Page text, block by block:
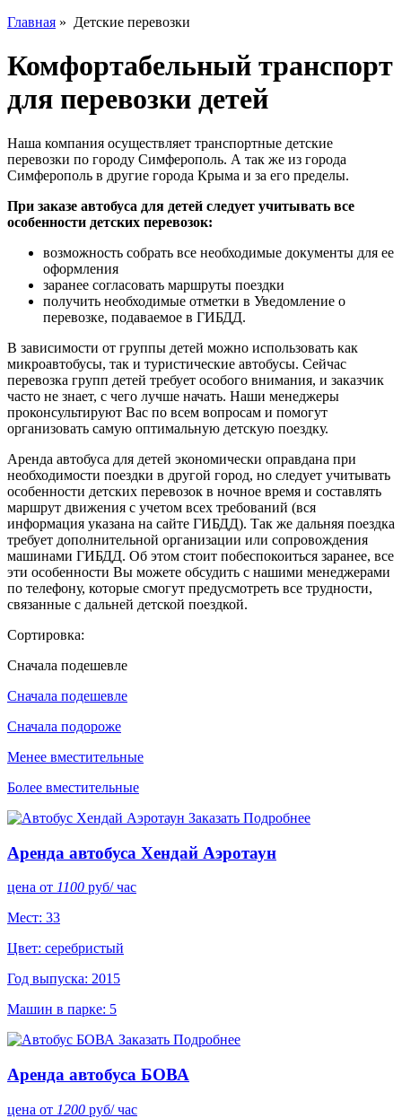
Главная » Детские перевозки
Комфортабельный транспорт
для перевозки детей
Наша компания осуществляет транспортные детские
перевозки по городу Симферополь. А так же из города
Симферополь в другие города Крыма и за его пределы.
При заказе автобуса для детей следует учитывать все
особенности детских перевозок:
возможность собрать все необходимые документы для ее
оформления
заранее согласовать маршруты поездки
получить необходимые отметки в Уведомление о
перевозке, подаваемое в ГИБДД.
В зависимости от группы детей можно использовать как
микроавтобусы, так и туристические автобусы. Сейчас
перевозка групп детей требует особого внимания, и заказчик
часто не знает, с чего лучше начать. Наши менеджеры
проконсультируют Вас по всем вопросам и помогут
организовать самую оптимальную детскую поездку.
Аренда автобуса для детей экономически оправдана при
необходимости поездки в другой город, но следует учитывать
особенности детских перевозок в ночное время и составлять
маршрут движения с учетом всех требований (вся
информация указана на сайте ГИБДД). Так же дальняя поездка
требует дополнительной организации или сопровождения
машинами ГИБДД. Об этом стоит побеспокоиться заранее, все
эти особенности Вы можете обсудить с нашими менеджерами
по телефону, которые смогут предусмотреть все трудности,
связанные с дальней детской поездкой.
Сортировка:
Cначала подешевле
Cначала подешевле
Cначала подороже
Менее вместительные
Более вместительные
Заказать Подробнее
Аренда автобуса Хендай Аэротаун
цена от 1100 руб/ час
Мест: 33
Цвет: серебристый
Год выпуска: 2015
Машин в парке: 5
Заказать Подробнее
Аренда автобуса БОВА
цена от 1200 руб/ час